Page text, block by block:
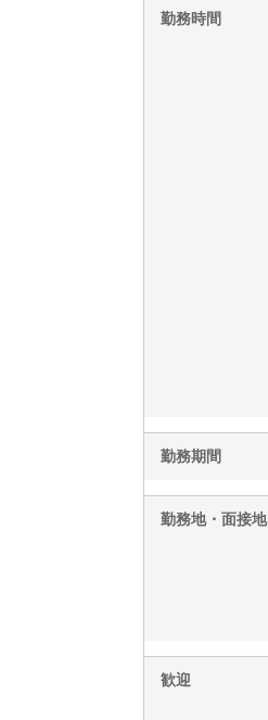
勤務時間
勤務期間
勤務地・面接地
歓迎